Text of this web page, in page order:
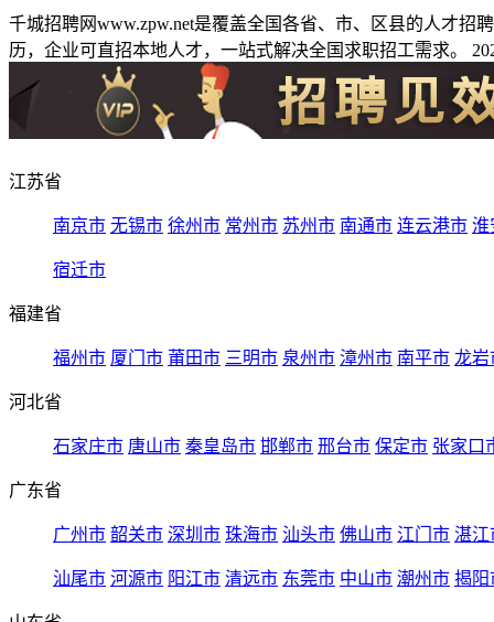
千城招聘网www.zpw.net是覆盖全国各省、市、区县的人才
历，企业可直招本地人才，一站式解决全国求职招工需求。
江苏省
南京市 无锡市 徐州市 常州市 苏州市 南通市 连云港市 淮
宿迁市
福建省
福州市 厦门市 莆田市 三明市 泉州市 漳州市 南平市 龙岩
河北省
石家庄市 唐山市 秦皇岛市 邯郸市 邢台市 保定市 张家口
广东省
广州市 韶关市 深圳市 珠海市 汕头市 佛山市 江门市 湛江
汕尾市 河源市 阳江市 清远市 东莞市 中山市 潮州市 揭阳